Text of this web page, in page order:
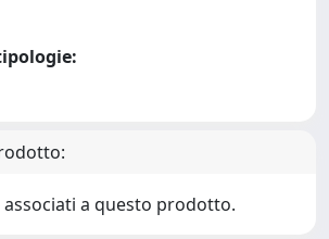
a questo prodotto.